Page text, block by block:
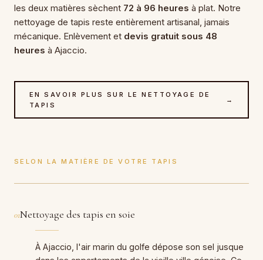
les deux matières sèchent 72 à 96 heures à plat. Notre
nettoyage de tapis reste entièrement artisanal, jamais
mécanique. Enlèvement et devis gratuit sous 48
heures à Ajaccio.
EN SAVOIR PLUS SUR LE NETTOYAGE DE
TAPIS
→
SELON LA MATIÈRE DE VOTRE TAPIS
01Nettoyage des tapis en soie
À Ajaccio, l'air marin du golfe dépose son sel jusque